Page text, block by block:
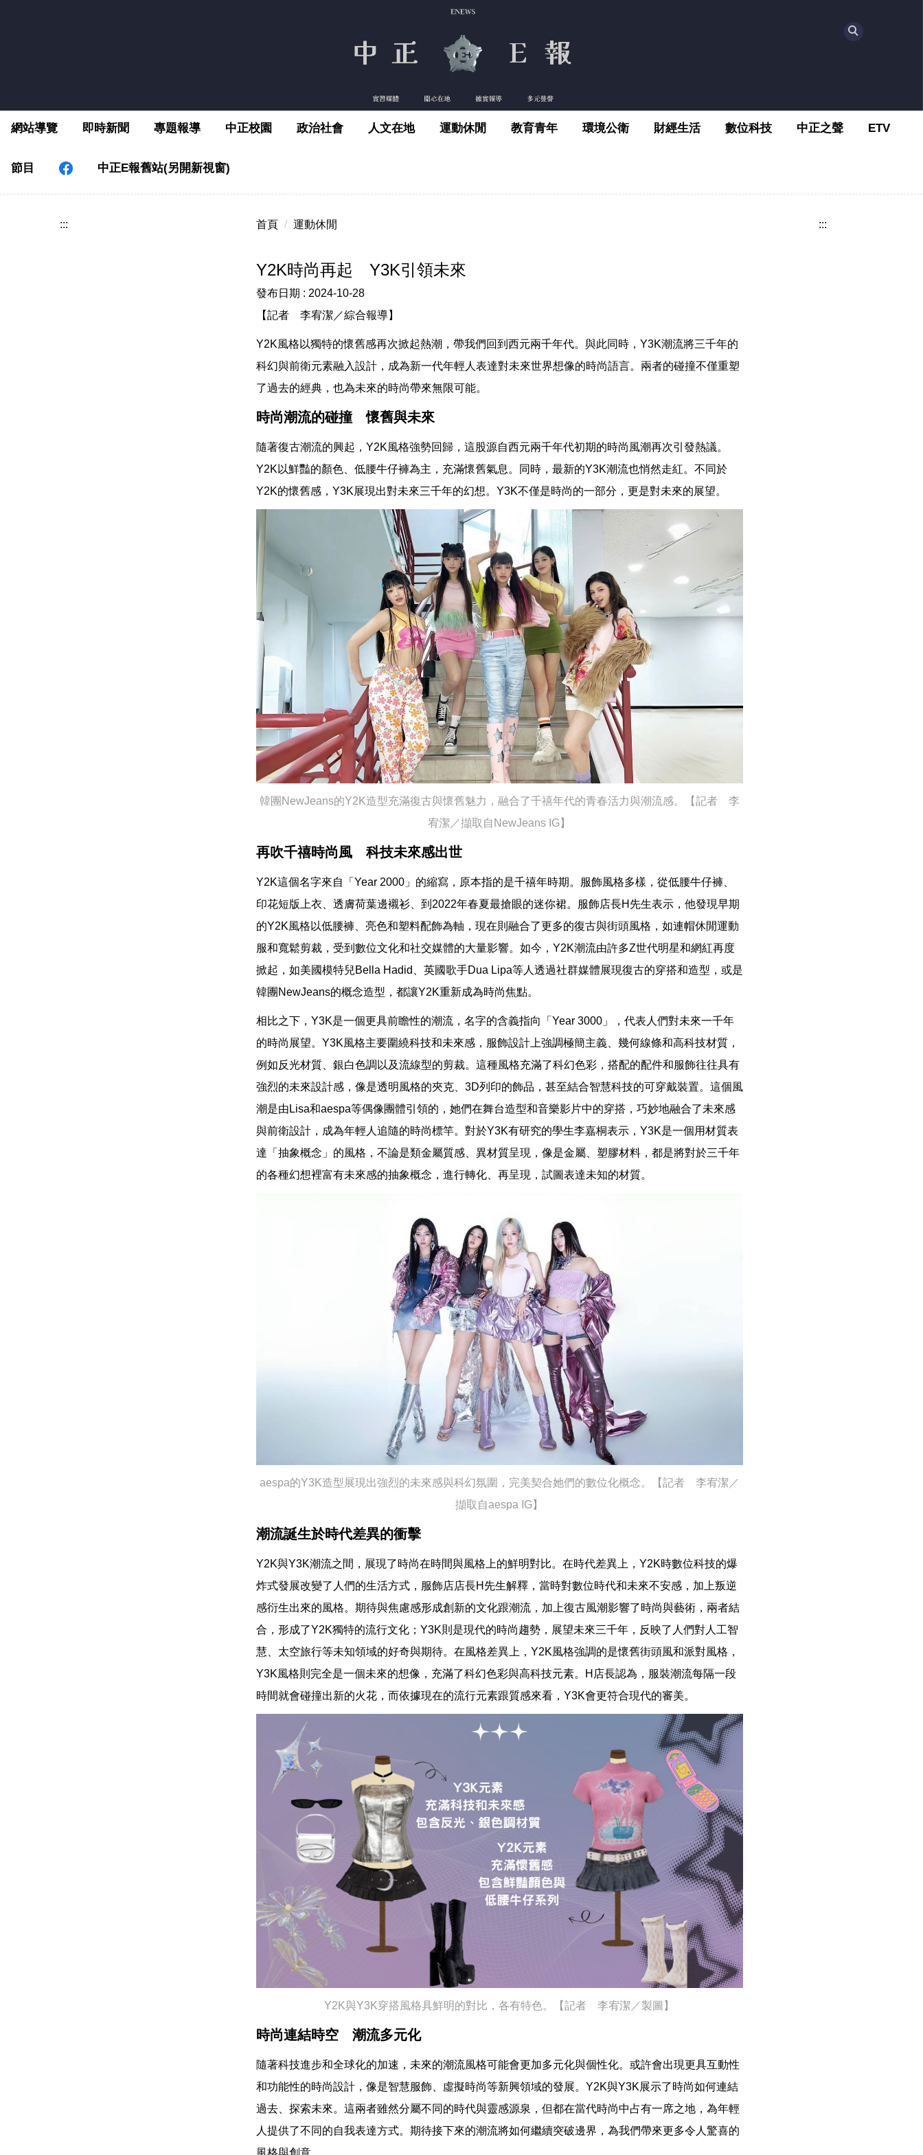
區
網站導覽 即時新聞 專題報導 中正校園 政治社會 人文在地 運動休閒 教育青年 環境公衛 財經生活 數位科技 中正之聲 ETV
節目 中正E報舊站(另開新視窗)
::: 首頁 運動休閒
Y2K時尚再起 Y3K引領未來
發布日期 : 2024-10-28
【記者 李宥潔／綜合報導】
Y2K風格以獨特的懷舊感再次掀起熱潮，帶我們回到西元兩千年代。與此同時，Y3K潮流將三千年的
科幻與前衛元素融入設計，成為新一代年輕人表達對未來世界想像的時尚語言。兩者的碰撞不僅重塑
了過去的經典，也為未來的時尚帶來無限可能。
時尚潮流的碰撞 懷舊與未來
隨著復古潮流的興起，Y2K風格強勢回歸，這股源自西元兩千年代初期的時尚風潮再次引發熱議。
Y2K以鮮豔的顏色、低腰牛仔褲為主，充滿懷舊氣息。同時，最新的Y3K潮流也悄然走紅。不同於
Y2K的懷舊感，Y3K展現出對未來三千年的幻想。Y3K不僅是時尚的一部分，更是對未來的展望。
韓團NewJeans的Y2K造型充滿復古與懷舊魅力，融合了千禧年代的青春活力與潮流感。【記者 李
宥潔／擷取自NewJeans IG】
再吹千禧時尚風 科技未來感出世
Y2K這個名字來自「Year 2000」的縮寫，原本指的是千禧年時期。服飾風格多樣，從低腰牛仔褲、
印花短版上衣、透膚荷葉邊襯衫、到2022年春夏最搶眼的迷你裙。服飾店長H先生表示，他發現早期
的Y2K風格以低腰褲、亮色和塑料配飾為軸，現在則融合了更多的復古與街頭風格，如連帽休閒運動
服和寬鬆剪裁，受到數位文化和社交媒體的大量影響。如今，Y2K潮流由許多Z世代明星和網紅再度
掀起，如美國模特兒Bella Hadid、英國歌手Dua Lipa等人透過社群媒體展現復古的穿搭和造型，或是
韓團NewJeans的概念造型，都讓Y2K重新成為時尚焦點。
相比之下，Y3K是一個更具前瞻性的潮流，名字的含義指向「Year 3000」，代表人們對未來一千年
的時尚展望。Y3K風格主要圍繞科技和未來感，服飾設計上強調極簡主義、幾何線條和高科技材質，
例如反光材質、銀白色調以及流線型的剪裁。這種風格充滿了科幻色彩，搭配的配件和服飾往往具有
強烈的未來設計感，像是透明風格的夾克、3D列印的飾品，甚至結合智慧科技的可穿戴裝置。這個風
潮是由Lisa和aespa等偶像團體引領的，她們在舞台造型和音樂影片中的穿搭，巧妙地融合了未來感
與前衛設計，成為年輕人追隨的時尚標竿。對於Y3K有研究的學生李嘉桐表示，Y3K是一個用材質表
達「抽象概念」的風格，不論是類金屬質感、異材質呈現，像是金屬、塑膠材料，都是將對於三千年
的各種幻想裡富有未來感的抽象概念，進行轉化、再呈現，試圖表達未知的材質。
aespa的Y3K造型展現出強烈的未來感與科幻氛圍，完美契合她們的數位化概念。【記者 李宥潔／
擷取自aespa IG】
潮流誕生於時代差異的衝擊
Y2K與Y3K潮流之間，展現了時尚在時間與風格上的鮮明對比。在時代差異上，Y2K時數位科技的爆
炸式發展改變了人們的生活方式，服飾店店長H先生解釋，當時對數位時代和未來不安感，加上叛逆
感衍生出來的風格。期待與焦慮感形成創新的文化跟潮流，加上復古風潮影響了時尚與藝術，兩者結
合，形成了Y2K獨特的流行文化；Y3K則是現代的時尚趨勢，展望未來三千年，反映了人們對人工智
慧、太空旅行等未知領域的好奇與期待。在風格差異上，Y2K風格強調的是懷舊街頭風和派對風格，
Y3K風格則完全是一個未來的想像，充滿了科幻色彩與高科技元素。H店長認為，服裝潮流每隔一段
時間就會碰撞出新的火花，而依據現在的流行元素跟質感來看，Y3K會更符合現代的審美。
Y2K與Y3K穿搭風格具鮮明的對比，各有特色。【記者 李宥潔／製圖】
時尚連結時空 潮流多元化
隨著科技進步和全球化的加速，未來的潮流風格可能會更加多元化與個性化。或許會出現更具互動性
和功能性的時尚設計，像是智慧服飾、虛擬時尚等新興領域的發展。Y2K與Y3K展示了時尚如何連結
過去、探索未來。這兩者雖然分屬不同的時代與靈感源泉，但都在當代時尚中占有一席之地，為年輕
人提供了不同的自我表達方式。期待接下來的潮流將如何繼續突破邊界，為我們帶來更多令人驚喜的
風格與創意。
:::